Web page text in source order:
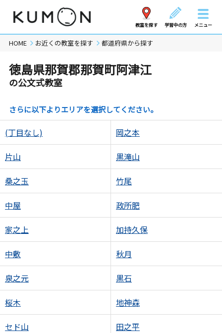
教室を探す 学習中の方 メニュー
HOME お近くの教室を探す 都道府県から探す
徳島県那賀郡那賀町阿津江
の公文式教室
さらに以下よりエリアを選択してください。
(丁目なし) 岡之本
片山 黒滝山
桑之玉 竹尾
中屋 政所肥
家之上 加持久保
中敷 秋月
泉之元 黒石
桜木 地神森
セド山 田之平